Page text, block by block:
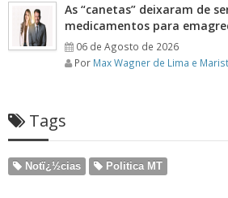
As “canetas” deixaram de
medicamentos para
06 de Agosto de 2026
Por Max Wagner de Lima e
Tags
Notï¿½cias Politica MT